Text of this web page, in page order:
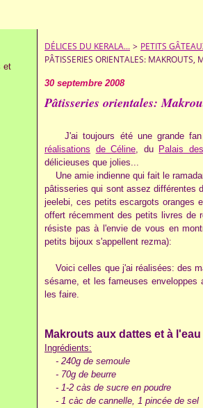
et
DÉLICES DU KERALA... > PETITS
PÂTISSERIES ORIENTALES: MAKROUTS,
30 septembre 2008
Pâtisseries orientales:
J'ai toujours été une grande fan
réalisations de Céline, du Palais
délicieuses que jolies...
Une amie indienne qui fait le
pâtisseries qui sont assez différentes
jeelebi, ces petits escargots oranges
offert récemment des petits livres de
résiste pas à l'envie de vous en
petits bijoux s'appellent rezma):
Voici celles que j'ai réalisées: des
sésame, et les fameuses enveloppes
les faire.
Makrouts aux dattes et à
Ingrédients:
- 240g de semoule
- 70g de beurre
- 1-2 càs de sucre en poudre
- 1 càc de cannelle, 1 pincée de sel